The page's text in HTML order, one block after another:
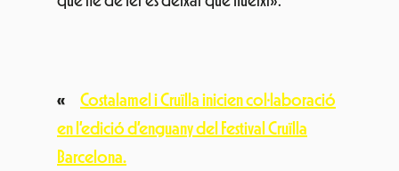
«
Costalamel i Cruïlla inicien col·laboració
en l’edició d’enguany del Festival Cruïlla
Barcelona.